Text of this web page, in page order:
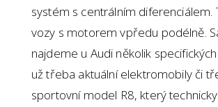
systém s centrálním diferenciálem.
vozy s motorem vpředu podélně.
najdeme u Audi několik
už třeba aktuální elektromobily či
sportovní model R8, který